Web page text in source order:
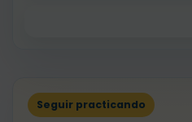
Seguir practicando